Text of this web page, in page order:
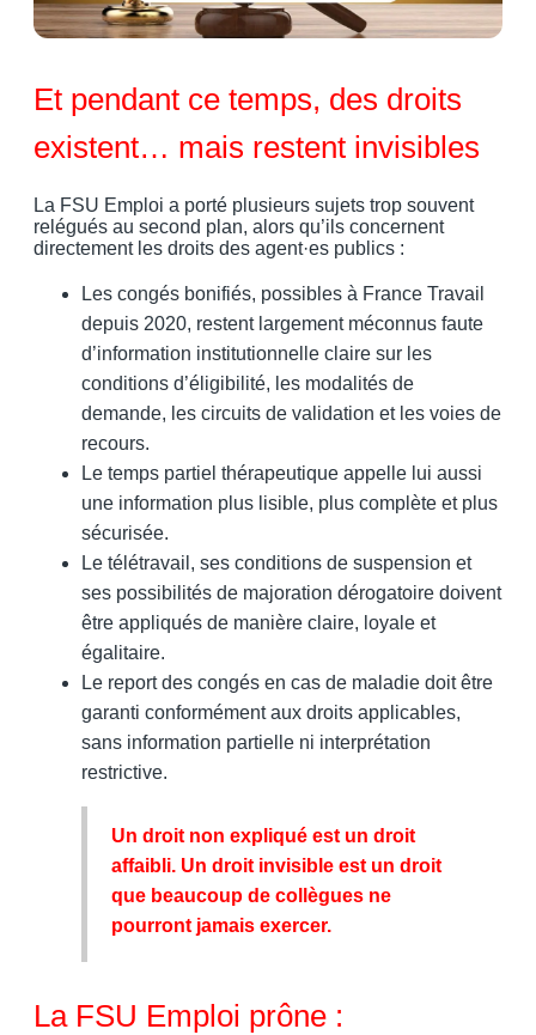
Et pendant ce temps, des droits
existent… mais restent invisibles
La FSU Emploi a porté plusieurs sujets trop souvent
relégués au second plan, alors qu’ils concernent
directement les droits des agent·es publics :
Les congés bonifiés, possibles à France Travail
depuis 2020, restent largement méconnus faute
d’information institutionnelle claire sur les
conditions d’éligibilité, les modalités de
demande, les circuits de validation et les voies de
recours.
Le temps partiel thérapeutique appelle lui aussi
une information plus lisible, plus complète et plus
sécurisée.
Le télétravail, ses conditions de suspension et
ses possibilités de majoration dérogatoire doivent
être appliqués de manière claire, loyale et
égalitaire.
Le report des congés en cas de maladie doit être
garanti conformément aux droits applicables,
sans information partielle ni interprétation
restrictive.
Un droit non expliqué est un droit
affaibli. Un droit invisible est un droit
que beaucoup de collègues ne
pourront jamais exercer.
La FSU Emploi prône :